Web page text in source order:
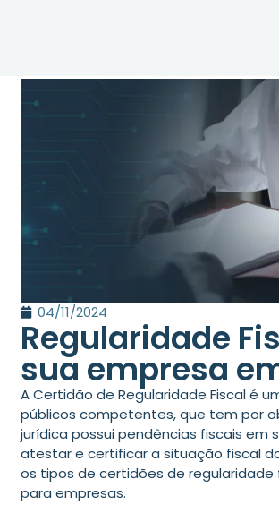
04/11/2024
Regularidade
sua empresa
A Certidão de Regularidade Fiscal é
públicos competentes, que tem por
jurídica possui pendências fiscais em
atestar e certificar a situação fiscal
os tipos de certidões de
para empresas.